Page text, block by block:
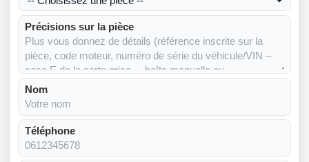
Précisions sur la pièce
Nom
Téléphone